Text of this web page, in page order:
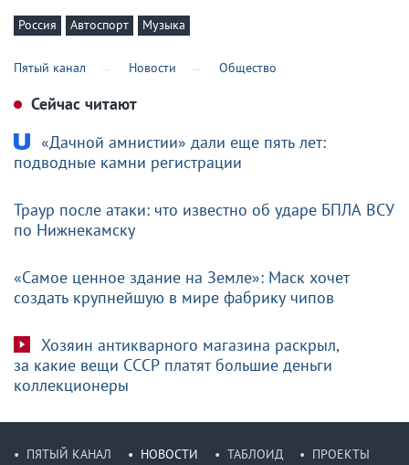
Россия Автоспорт Музыка
Пятый канал Новости Общество
Сейчас читают
«Дачной амнистии» дали еще пять лет:
подводные камни регистрации
Траур после атаки: что известно об ударе БПЛА ВСУ
по Нижнекамску
«Самое ценное здание на Земле»: Маск хочет
создать крупнейшую в мире фабрику чипов
Хозяин антикварного магазина раскрыл,
за какие вещи СССР платят большие деньги
коллекционеры
ПЯТЫЙ КАНАЛ НОВОСТИ ТАБЛОИД ПРОЕКТЫ